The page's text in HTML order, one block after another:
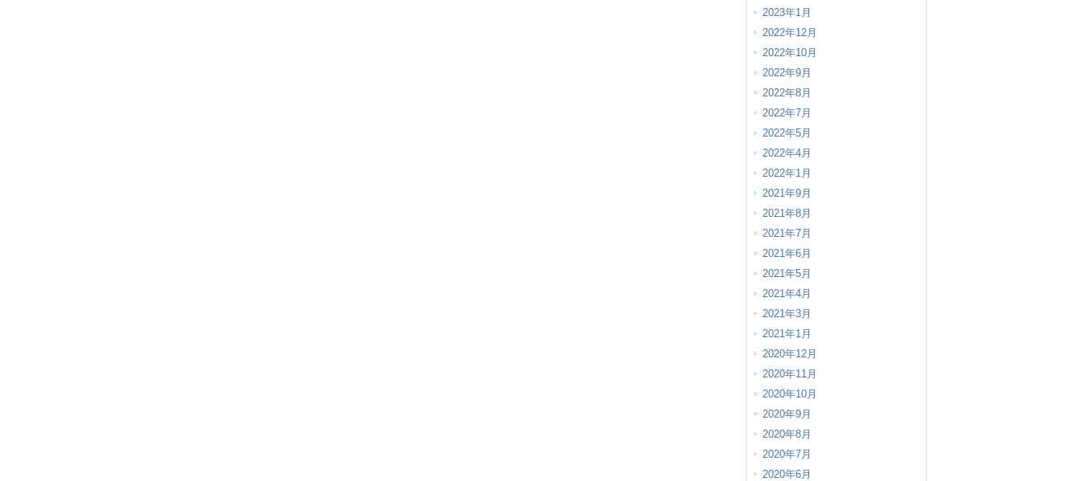
2023年1月
2022年12月
2022年10月
2022年9月
2022年8月
2022年7月
2022年5月
2022年4月
2022年1月
2021年9月
2021年8月
2021年7月
2021年6月
2021年5月
2021年4月
2021年3月
2021年1月
2020年12月
2020年11月
2020年10月
2020年9月
2020年8月
2020年7月
2020年6月